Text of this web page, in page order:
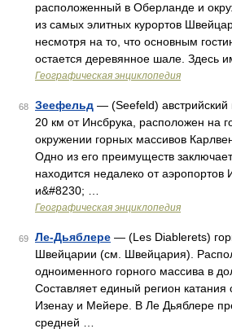
расположенный в Оберланде и
из самых элитных курортов
несмотря на то, что основным
остается деревянное шале. Здесь
Географическая энциклопедия
68 Зеефельд — (Seefeld) австрийский
20 км от Инсбрука, расположен на
окружении горных массивов
Одно из его преимуществ
находится недалеко от аэропортов
и&#8230; …
Географическая энциклопедия
69 Ле-Дьяблере — (Les Diablerets)
Швейцарии (см. Швейцария).
одноименного горного массива в
Составляет единый регион катания
Изенау и Мейере. В Ле Дьяблере
средней …